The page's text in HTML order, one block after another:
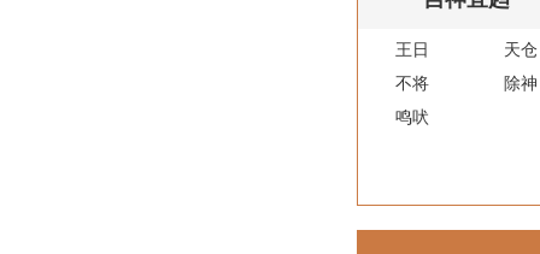
王日
天仓
不将
除神
鸣吠